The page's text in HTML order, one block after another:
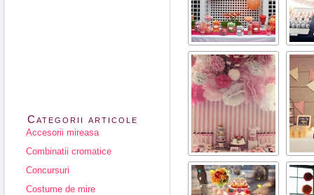
Categorii articole
Accesorii mireasa
Combinatii cromatice
Concursuri
Costume de mire